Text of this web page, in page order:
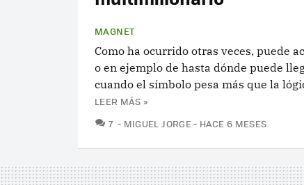
MAGNET
Como ha ocurrido otras veces, puede
o en ejemplo de hasta dónde puede
cuando el símbolo pesa más que la
LEER MÁS »
7 COMENTARIOS
MIGUEL JORGE HACE 6 MESES